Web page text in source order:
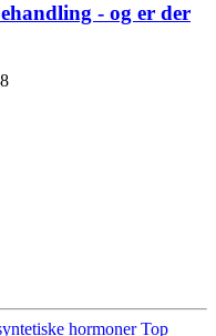
- og er der
hormoner Top